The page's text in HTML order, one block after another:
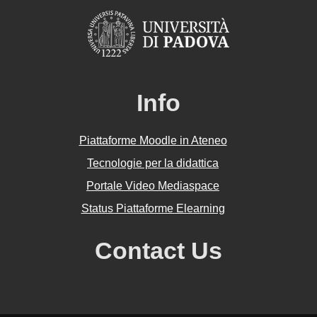
Info
Piattaforme Moodle in Ateneo
Tecnologie per la didattica
Portale Video Mediaspace
Status Piattaforme Elearning
Contact Us